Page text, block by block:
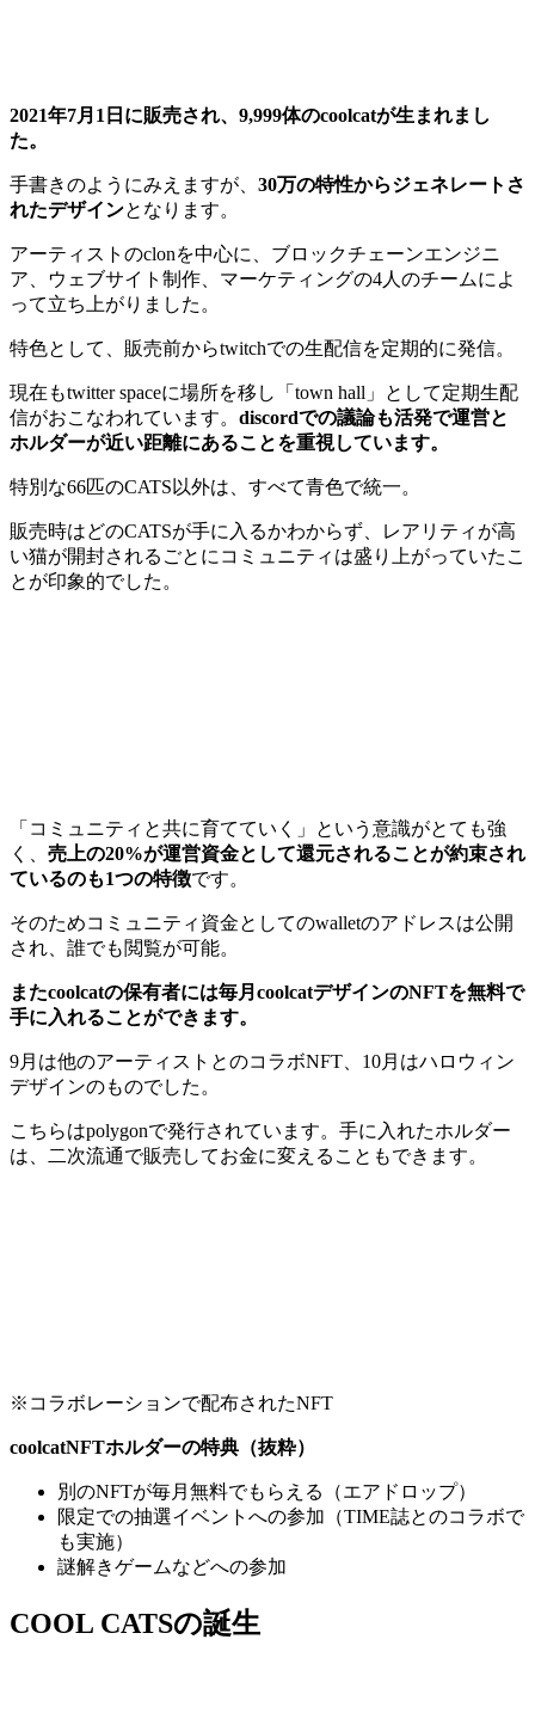
2021年7月1日に販売され、9,999体のcoolcatが生まれまし
た。
手書きのようにみえますが、 30万の特性からジェネレートさ
れたデザインとなります。
アーティストのclonを中心に、ブロックチェーンエンジニ
ア、ウェブサイト制作、マーケティングの4人のチームによ
って立ち上がりました。
特色として、販売前からtwitchでの生配信を定期的に発信。
現在もtwitter spaceに場所を移し「town hall」として定期生配
信がおこなわれています。 discordでの議論も活発で運営と
ホルダーが近い距離にあることを重視しています。
特別な66匹のCATS以外は、すべて青色で統一。
販売時はどのCATSが手に入るかわからず、レアリティが高
い猫が開封されるごとにコミュニティは盛り上がっていたこ
とが印象的でした。
「コミュニティと共に育てていく」という意識がとても強
く、 売上の20%が運営資金として還元されることが約束され
ているのも1つの特徴です。
そのためコミュニティ資金としてのwalletのアドレスは公開
され、誰でも閲覧が可能。
またcoolcatの保有者には毎月coolcatデザインのNFTを無料で
手に入れることができます。
9月は他のアーティストとのコラボNFT、10月はハロウィン
デザインのものでした。
こちらはpolygonで発行されています。手に入れたホルダー
は、二次流通で販売してお金に変えることもできます。
※コラボレーションで配布されたNFT
coolcatNFTホルダーの特典（抜粋）
別のNFTが毎月無料でもらえる（エアドロップ）
限定での抽選イベントへの参加（TIME誌とのコラボで
も実施）
謎解きゲームなどへの参加
COOL CATSの誕生